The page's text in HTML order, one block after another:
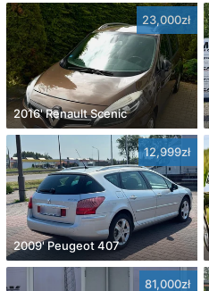
23,000zł
2016' Renault Scenic
12,999zł
2009' Peugeot 407
81,000zł